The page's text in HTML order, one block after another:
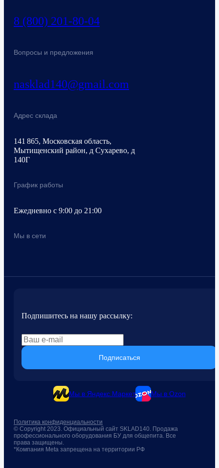
8 (800) 201-80-04
Вопросы и предложения
nasklad140@gmail.com
Адрес склада
141 865, Московская область,
Мытищенский район, д Сухарево, д
140Г
График работы
Ежедневно с 9:00 до 21:00
Мы в сети
Подпишитесь на нашу рассылку:
Подписаться
Мы в Яндекс.Маркет Мы в Ozon
© Copyright 2023. Официальный сайт SKLAD140. Продажа
профессионального оборудования БУ для общепита. Все
права защищены.
*Компания Meta запрещена на территории РФ
Политика конфиденциальности